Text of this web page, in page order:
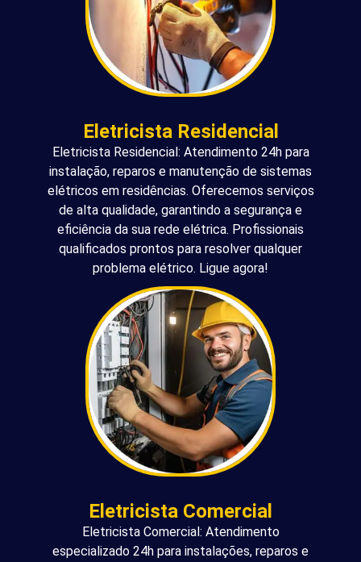
Eletricista Residencial
Eletricista Residencial: Atendimento 24h para
instalação, reparos e manutenção de sistemas
elétricos em residências. Oferecemos serviços
de alta qualidade, garantindo a segurança e
eficiência da sua rede elétrica. Profissionais
qualificados prontos para resolver qualquer
problema elétrico. Ligue agora!
Eletricista Comercial
Eletricista Comercial: Atendimento
especializado 24h para instalações, reparos e